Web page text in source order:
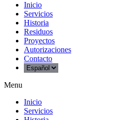
Inicio
Servicios
Historia
Residuos
Proyectos
Autorizaciones
Contacto
Menu
Inicio
Servicios